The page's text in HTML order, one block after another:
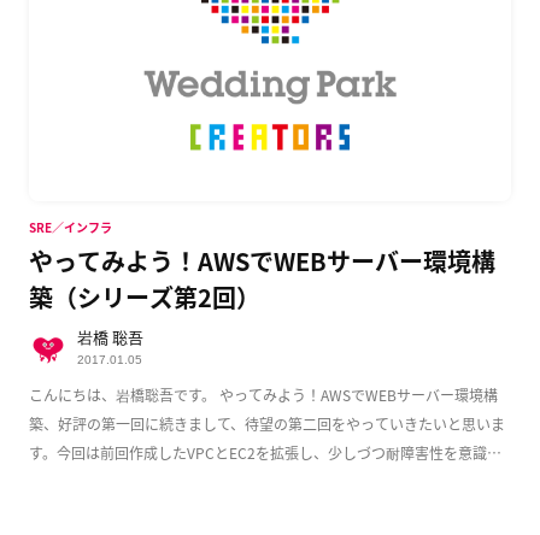
やってみよう！AWSでWEBサーバー環境構
築（シリーズ第2回）
こんにちは、岩橋聡吾です。 やってみよう！AWSでWEBサーバー環境構
築、好評の第一回に続きまして、待望の第二回をやっていきたいと思いま
す。今回は前回作成したVPCとEC2を拡張し、少しづつ耐障害性を意識し
SRE／インフラ
岩橋 聡吾
2017.01.05